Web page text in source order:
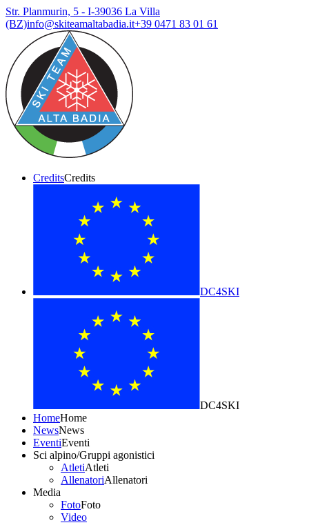
Str. Planmurin, 5 - I-39036 La Villa
(BZ)info@skiteamaltabadia.it+39 0471 83 01 61
CreditsCredits
DC4SKI
DC4SKI
HomeHome
NewsNews
EventiEventi
Sci alpino/Gruppi agonistici
AtletiAtleti
AllenatoriAllenatori
Media
FotoFoto
Video